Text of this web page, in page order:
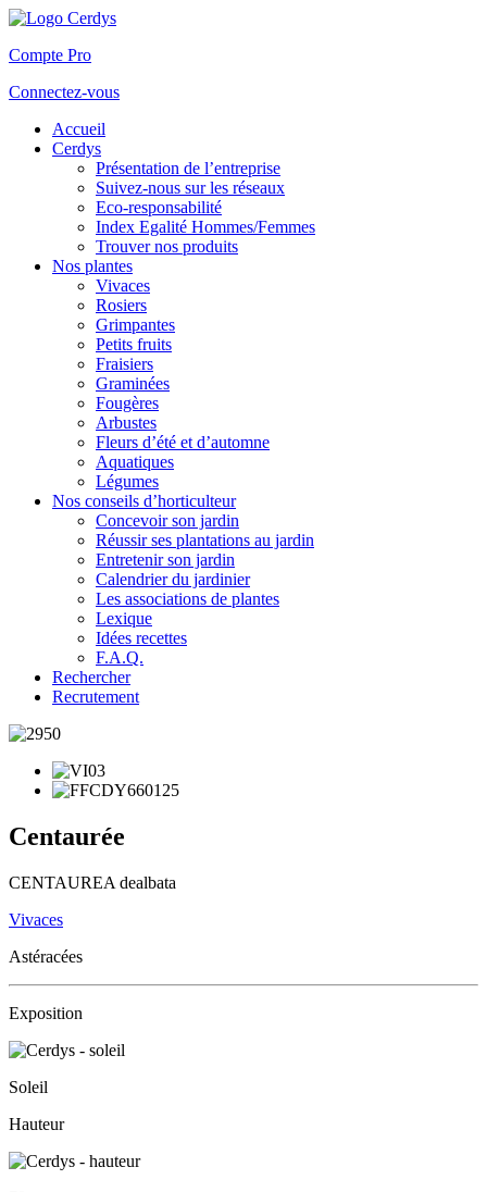
Compte Pro
Connectez-vous
Accueil
Cerdys
Présentation de l’entreprise
Suivez-nous sur les réseaux
Eco-responsabilité
Index Egalité Hommes/Femmes
Trouver nos produits
Nos plantes
Vivaces
Rosiers
Grimpantes
Petits fruits
Fraisiers
Graminées
Fougères
Arbustes
Fleurs d’été et d’automne
Aquatiques
Légumes
Nos conseils d’horticulteur
Concevoir son jardin
Réussir ses plantations au jardin
Entretenir son jardin
Calendrier du jardinier
Les associations de plantes
Lexique
Idées recettes
F.A.Q.
Rechercher
Recrutement
Centaurée
CENTAUREA dealbata
Vivaces
Astéracées
Exposition
Soleil
Hauteur